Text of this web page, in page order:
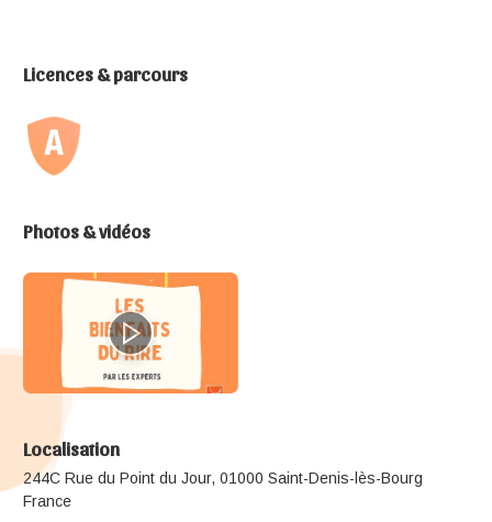
Licences & parcours
Photos & vidéos
Localisation
244C Rue du Point du Jour, 01000 Saint-Denis-lès-Bourg
France